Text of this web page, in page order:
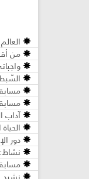
من
آداب
دور